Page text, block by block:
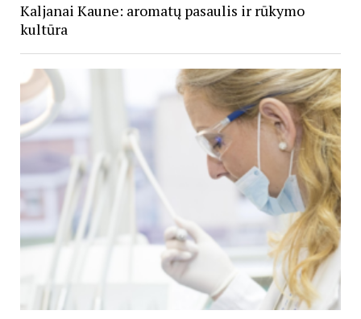
Kaljanai Kaune: aromatų pasaulis ir rūkymo
kultūra